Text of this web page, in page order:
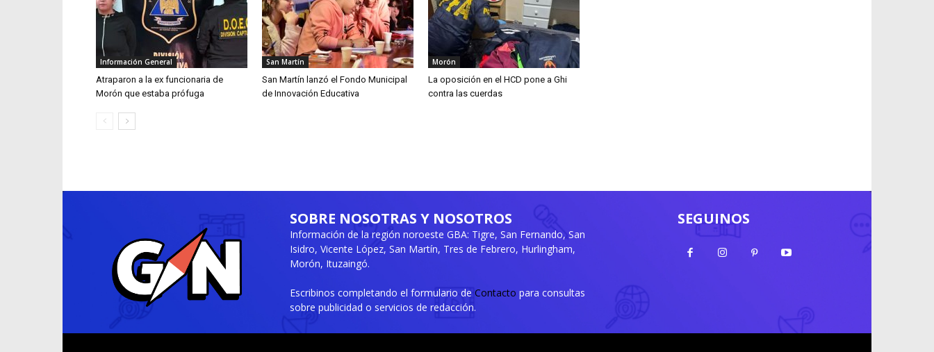
Información General
Atraparon a la ex funcionaria de
Morón que estaba prófuga
San Martín
San Martín lanzó el Fondo Municipal
de Innovación Educativa
Morón
La oposición en el HCD pone a Ghi
contra las cuerdas
SOBRE NOSOTRAS Y NOSOTROS
Información de la región noroeste GBA: Tigre, San Fernando, San
Isidro, Vicente López, San Martín, Tres de Febrero, Hurlingham,
Morón, Ituzaingó.
Escribinos completando el formulario de Contacto para consultas
sobre publicidad o servicios de redacción.
SEGUINOS